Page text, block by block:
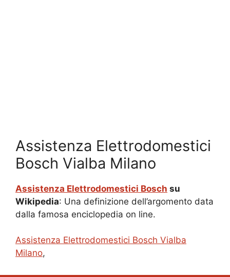
Assistenza Elettrodomestici
Bosch Vialba Milano
Assistenza Elettrodomestici Bosch su
Wikipedia: Una definizione dell’argomento data
dalla famosa enciclopedia on line.
Assistenza Elettrodomestici Bosch Vialba
Milano,